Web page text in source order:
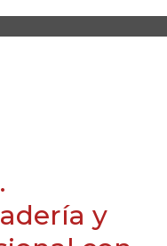
y